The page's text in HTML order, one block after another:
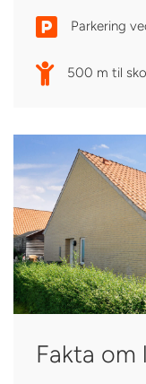
Parkering
500 m til
Fakta om